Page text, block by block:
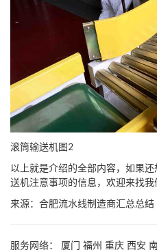
滚筒输送机图2
以上就是介绍的全部内容，如果
送机注意事项的信息，欢迎来找我
来源：合肥流水线制造商汇总总结
服务网络： 厦门 福州 重庆 西安